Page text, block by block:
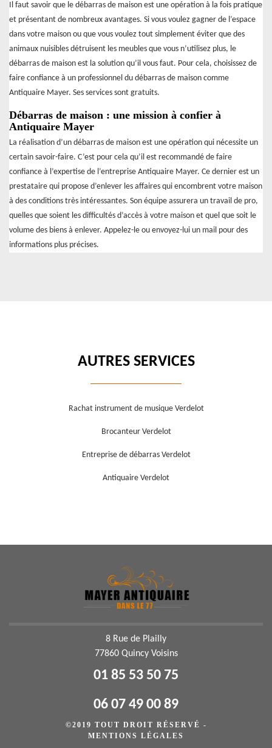
Il faut savoir que le débarras de maison est une opération à la fois pratique
et présentant de nombreux avantages. Si vous voulez gagner de l’espace
dans votre maison ou que vous voulez tout simplement éviter que des
animaux nuisibles détruisent les meubles que vous n’utilisez plus, le
débarras de maison est la solution qu’il vous faut. Pour cela, choisissez de
faire confiance à un professionnel du débarras de maison comme
Antiquaire Mayer. Ses services sont gratuits.
Débarras de maison : une mission à confier à
Antiquaire Mayer
La réalisation d’un débarras de maison est une opération qui nécessite un
certain savoir-faire. C’est pour cela qu’il est recommandé de faire
confiance à l’expertise de l’entreprise Antiquaire Mayer. Ce dernier est un
prestataire qui propose d’enlever les affaires qui encombrent votre maison
à des conditions très intéressantes. Son équipe assurera un travail de pro,
quelles que soient les difficultés d’accès à votre maison et quel que soit le
volume des biens à enlever. Appelez-le ou envoyez-lui un mail pour des
informations plus précises.
AUTRES SERVICES
Rachat instrument de musique Verdelot
Brocanteur Verdelot
Entreprise de débarras Verdelot
Antiquaire Verdelot
8 Rue de Plailly
77860 Quincy Voisins
01 85 53 50 75
06 07 49 00 89
©2019 TOUT DROIT RÉSERVÉ -
MENTIONS LÉGALES